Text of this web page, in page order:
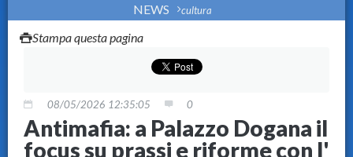
NEWS
cultura
Stampa questa pagina
08/05/2026 12:35:05 0
Antimafia: a Palazzo Dogana il
focus su prassi e riforme con l'